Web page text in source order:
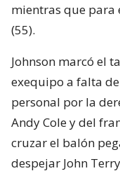
mientras que para
(55).
Johnson marcó el
exequipo a falta
personal por la
Andy Cole y del
cruzar el balón
despejar John